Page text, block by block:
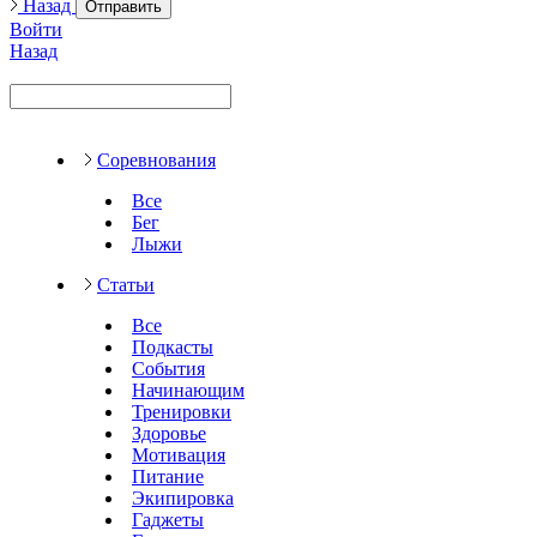
Назад
Отправить
Войти
Назад
Соревнования
Все
Бег
Лыжи
Статьи
Все
Подкасты
События
Начинающим
Тренировки
Здоровье
Мотивация
Питание
Экипировка
Гаджеты